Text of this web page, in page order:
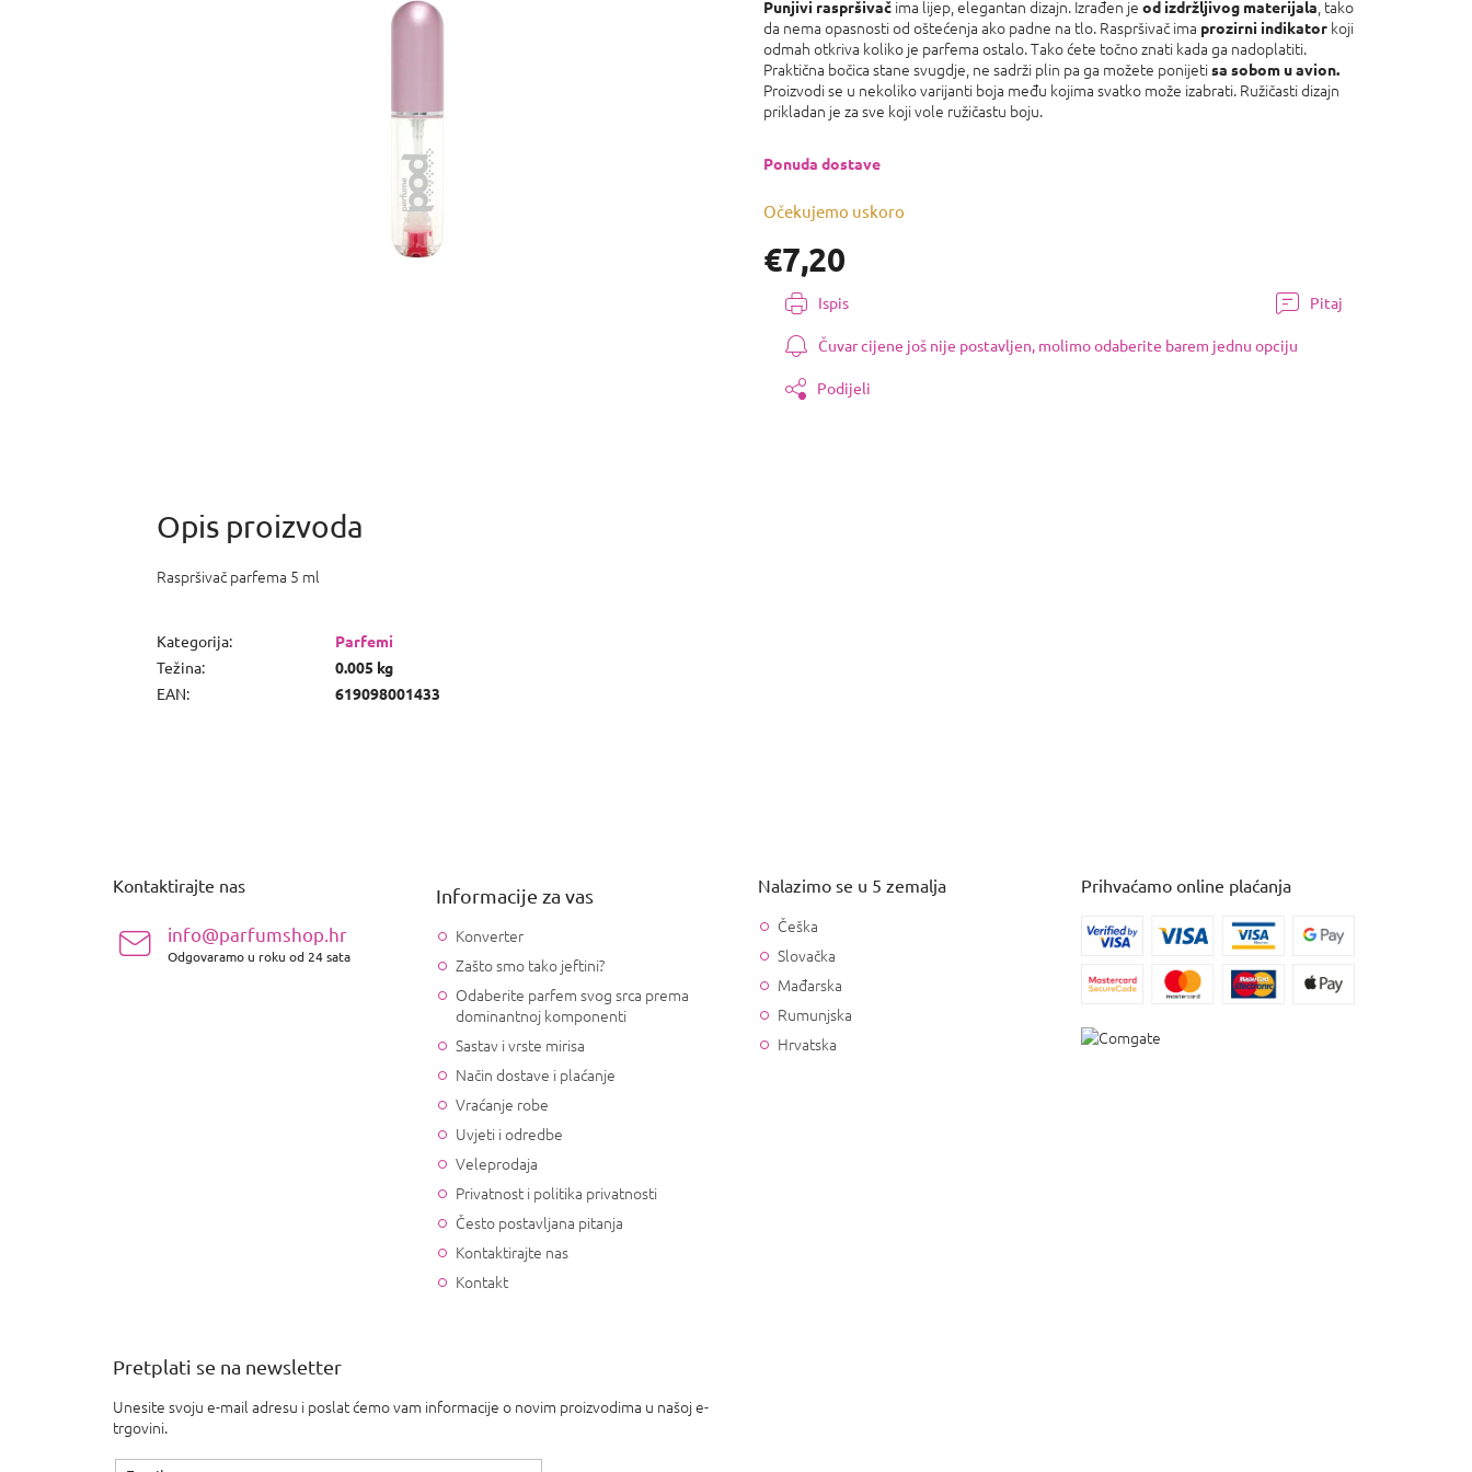
proizvoda
je
0,0
od
5
zvjezdica.
€7,20
Izmjeri
cijenu:
Očekujemo uskoro
Ponuda dostave
Punjivi raspršivač ima lijep, elegantan dizajn. Izrađen je od izdržljivog materijala , tako
da nema opasnosti od oštećenja ako padne na tlo. Raspršivač ima prozirni indikator koji
odmah otkriva koliko je parfema ostalo. Tako ćete točno znati kada ga nadoplatiti.
Praktična bočica stane svugdje, ne sadrži plin pa ga možete ponijetisa sobom u avion.
Proizvodi se u nekoliko varijanti boja među kojima svatko može izabrati. Ružičasti dizajn
prikladan je za sve koji vole ružičastu boju.
Ispis Pitaj
Čuvar cijene još nije postavljen, molimo odaberite barem jednu opciju
Podijeli
Raspršivač parfema 5 ml
Kategorija:
Parfemi
Težina:
0.005 kg
EAN: 619098001433
Kontaktirajte nas
info@parfumshop.hr
Odgovaramo u roku od 24 sata
Informacije za vas
Konverter
Zašto smo tako jeftini?
Odaberite parfem svog srca prema
dominantnoj komponenti
Sastav i vrste mirisa
Način dostave i plaćanje
Vraćanje robe
Uvjeti i odredbe
Veleprodaja
Privatnost i politika privatnosti
Često postavljana pitanja
Kontaktirajte nas
Kontakt
Nalazimo se u 5 zemalja
Češka
Slovačka
Mađarska
Rumunjska
Hrvatska
Prihvaćamo online plaćanja
Pretplati se na newsletter
Unesite svoju e-mail adresu i poslat ćemo vam informacije o novim proizvodima u našoj e-
trgovini.